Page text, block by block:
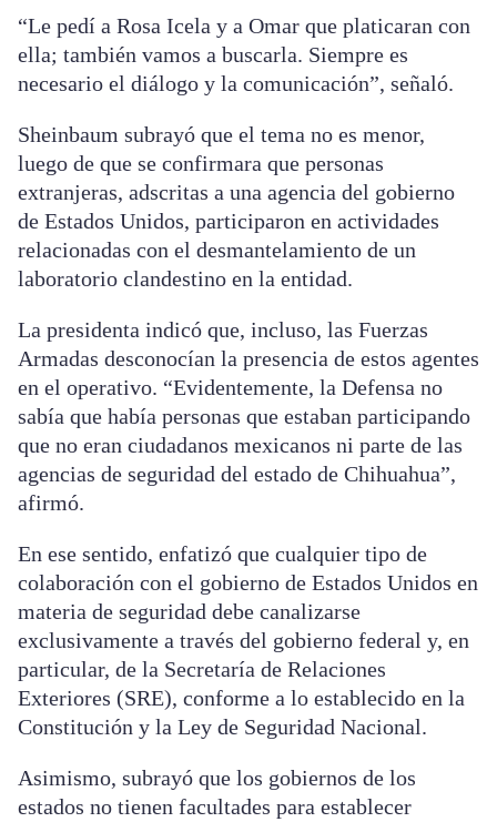
“Le pedí a Rosa Icela y a Omar que platicaran con
ella; también vamos a buscarla. Siempre es
necesario el diálogo y la comunicación”, señaló.
Sheinbaum subrayó que el tema no es menor,
luego de que se confirmara que personas
extranjeras, adscritas a una agencia del gobierno
de Estados Unidos, participaron en actividades
relacionadas con el desmantelamiento de un
laboratorio clandestino en la entidad.
La presidenta indicó que, incluso, las Fuerzas
Armadas desconocían la presencia de estos agentes
en el operativo. “Evidentemente, la Defensa no
sabía que había personas que estaban participando
que no eran ciudadanos mexicanos ni parte de las
agencias de seguridad del estado de Chihuahua”,
afirmó.
En ese sentido, enfatizó que cualquier tipo de
colaboración con el gobierno de Estados Unidos en
materia de seguridad debe canalizarse
exclusivamente a través del gobierno federal y, en
particular, de la Secretaría de Relaciones
Exteriores (SRE), conforme a lo establecido en la
Constitución y la Ley de Seguridad Nacional.
Asimismo, subrayó que los gobiernos de los
estados no tienen facultades para establecer